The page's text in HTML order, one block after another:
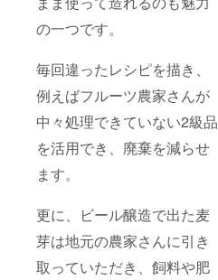
の一つです。
毎回違ったレシピを描き、
例えばフルーツ農家さんが
中々処理できていない2級品
を活用でき、廃棄を減らせ
ます。
更に、ビール醸造で出た麦
芽は地元の農家さんに引き
取っていただき、飼料や肥